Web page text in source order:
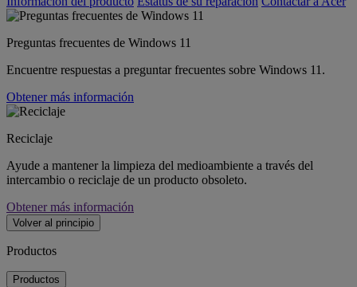
Preguntas frecuentes de Windows 11
Encuentre respuestas a preguntar frecuentes sobre Windows 11.
Obtener más información
Reciclaje
Ayude a mantener la limpieza del medioambiente a través del
intercambio o reciclaje de un producto obsoleto.
Obtener más información
Volver al principio
Productos
Productos